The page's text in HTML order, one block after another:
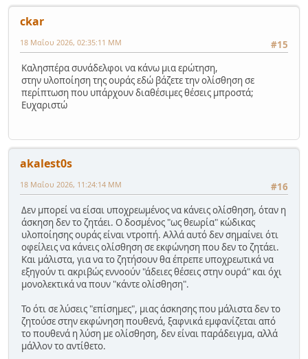
ckar
#15
18 Μαΐου 2026, 02:35:11 ΜΜ
Καλησπέρα συνάδελφοι να κάνω μια ερώτηση,
στην υλοποίηση της ουράς εδώ βάζετε την ολίσθηση σε
περίπτωση που υπάρχουν διαθέσιμες θέσεις μπροστά;
Ευχαριστώ
akalest0s
#16
18 Μαΐου 2026, 11:24:14 ΜΜ
Δεν μπορεί να είσαι υποχρεωμένος να κάνεις ολίσθηση, όταν η
άσκηση δεν το ζητάει. Ο δοσμένος "ως θεωρία" κώδικας
υλοποίησης ουράς είναι ντροπή. Αλλά αυτό δεν σημαίνει ότι
οφείλεις να κάνεις ολίσθηση σε εκφώνηση που δεν το ζητάει.
Και μάλιστα, για να το ζητήσουν θα έπρεπε υποχρεωτικά να
εξηγούν τι ακριβώς εννοούν "άδειες θέσεις στην ουρά" και όχι
μονολεκτικά να πουν "κάντε ολίσθηση".
Το ότι σε λύσεις "επίσημες", μιας άσκησης που μάλιστα δεν το
ζητούσε στην εκφώνηση πουθενά, ξαφνικά εμφανίζεται από
το πουθενά η λύση με ολίσθηση, δεν είναι παράδειγμα, αλλά
μάλλον το αντίθετο.